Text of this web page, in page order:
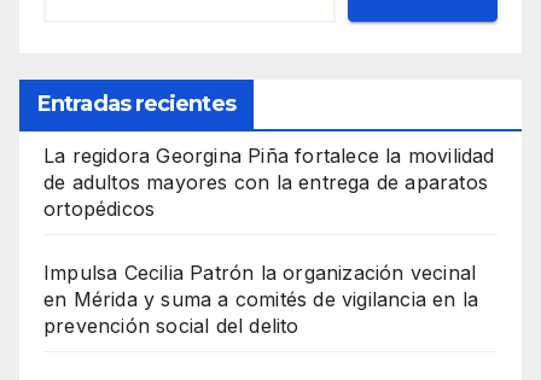
Entradas recientes
La regidora Georgina Piña fortalece la movilidad
de adultos mayores con la entrega de aparatos
ortopédicos
Impulsa Cecilia Patrón la organización vecinal
en Mérida y suma a comités de vigilancia en la
prevención social del delito